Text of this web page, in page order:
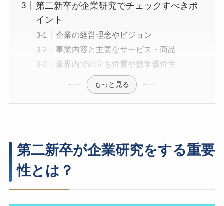
第二新卒が企業研究でチェックすべきポ
イント
企業の経営理念やビジョン
事業内容と主要なサービス・商品
業界内での立ち位置や競争優位性
もっと見る
第二新卒が企業研究をする重要
性とは？